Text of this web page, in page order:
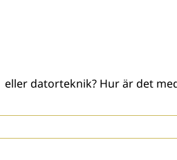
eller datorteknik? Hur är det